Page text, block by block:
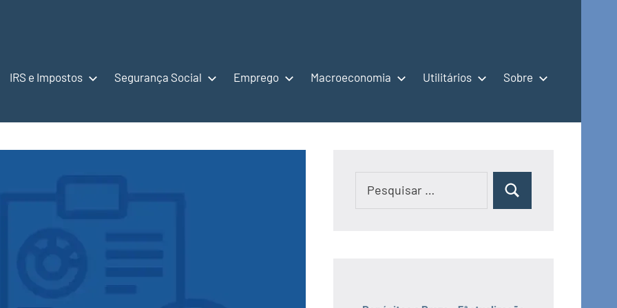
IRS e Impostos Segurança Social Emprego Macroeconomia Utilitários Sobre
Pesquisar